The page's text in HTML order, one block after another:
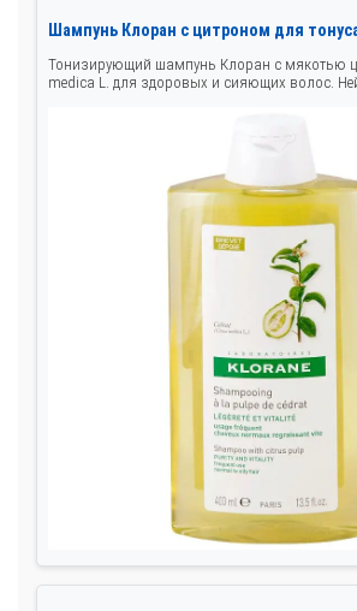
Шампунь Клоран с цитроном для
Тонизирующий шампунь Клоран с мякотью
medica L. для здоровых и сияющих волос.